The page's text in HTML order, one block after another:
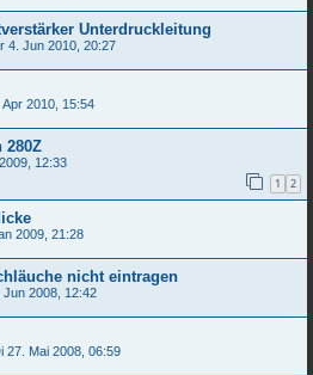
Unterdruckleitung
4. Jun 2010, 20:27
Apr 2010, 15:54
280Z
12:33
1 2
2009, 21:28
nicht eintragen
Jun 2008, 12:42
27. Mai 2008, 06:59